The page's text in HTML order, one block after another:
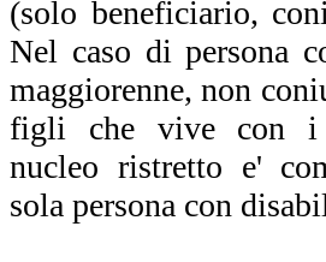
(solo beneficiario,
Nel caso di persona
maggiorenne, non
figli che vive con i
nucleo ristretto e'
sola persona con